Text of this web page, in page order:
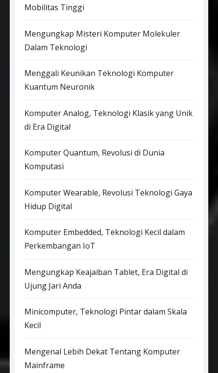
Mobilitas Tinggi
Mengungkap Misteri Komputer Molekuler
Dalam Teknologi
Menggali Keunikan Teknologi Komputer
Kuantum Neuronik
Komputer Analog, Teknologi Klasik yang Unik
di Era Digital
Komputer Quantum, Revolusi di Dunia
Komputasi
Komputer Wearable, Revolusi Teknologi Gaya
Hidup Digital
Komputer Embedded, Teknologi Kecil dalam
Perkembangan IoT
Mengungkap Keajaiban Tablet, Era Digital di
Ujung Jari Anda
Minicomputer, Teknologi Pintar dalam Skala
Kecil
Mengenal Lebih Dekat Tentang Komputer
Mainframe